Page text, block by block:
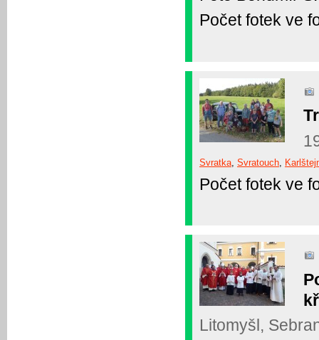
Počet fotek ve
Svratka, Svratouch,
Počet fotek ve
Litomyšl,